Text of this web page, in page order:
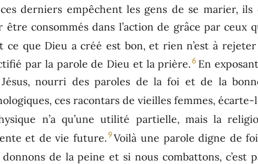
ces derniers empêchent les gens de se marier, ils
consommés dans l’action de grâce par ceux
ce que Dieu a créé est bon, et rien n’est à
par la parole de Dieu et la prière. 6 En
nourri des paroles de la foi et de la
ces racontars de vieilles femmes,
n’a qu’une utilité partielle, mais la
et de vie future. 9 Voilà une parole digne de
de la peine et si nous combattons, c’est